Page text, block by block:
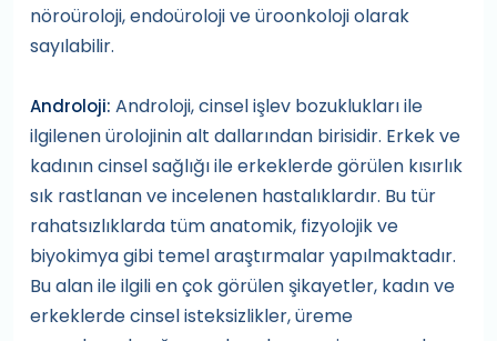
nöroüroloji, endoüroloji ve üroonkoloji olarak
sayılabilir.
Androloji: Androloji, cinsel işlev bozuklukları ile
ilgilenen ürolojinin alt dallarından birisidir. Erkek ve
kadının cinsel sağlığı ile erkeklerde görülen kısırlık
sık rastlanan ve incelenen hastalıklardır. Bu tür
rahatsızlıklarda tüm anatomik, fizyolojik ve
biyokimya gibi temel araştırmalar yapılmaktadır.
Bu alan ile ilgili en çok görülen şikayetler, kadın ve
erkeklerde cinsel isteksizlikler, üreme